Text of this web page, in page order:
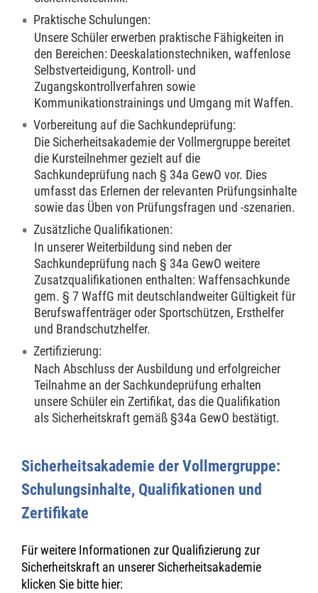
Praktische Schulungen:
Unsere Schüler erwerben praktische Fähigkeiten in
den Bereichen: Deeskalationstechniken, waffenlose
Selbstverteidigung, Kontroll- und
Zugangskontrollverfahren sowie
Kommunikationstrainings und Umgang mit Waffen.
Vorbereitung auf die Sachkundeprüfung:
Die Sicherheitsakademie der Vollmergruppe bereitet
die Kursteilnehmer gezielt auf die
Sachkundeprüfung nach § 34a GewO vor. Dies
umfasst das Erlernen der relevanten Prüfungsinhalte
sowie das Üben von Prüfungsfragen und -szenarien.
Zusätzliche Qualifikationen:
In unserer Weiterbildung sind neben der
Sachkundeprüfung nach § 34a GewO weitere
Zusatzqualifikationen enthalten: Waffensachkunde
gem. § 7 WaffG mit deutschlandweiter Gültigkeit für
Berufswaffenträger oder Sportschützen, Ersthelfer
und Brandschutzhelfer.
Zertifizierung:
Nach Abschluss der Ausbildung und erfolgreicher
Teilnahme an der Sachkundeprüfung erhalten
unsere Schüler ein Zertifikat, das die Qualifikation
als Sicherheitskraft gemäß §34a GewO bestätigt.
Sicherheitsakademie der Vollmergruppe:
Schulungsinhalte, Qualifikationen und
Zertifikate
Für weitere Informationen zur Qualifizierung zur
Sicherheitskraft an unserer Sicherheitsakademie
klicken Sie bitte hier: